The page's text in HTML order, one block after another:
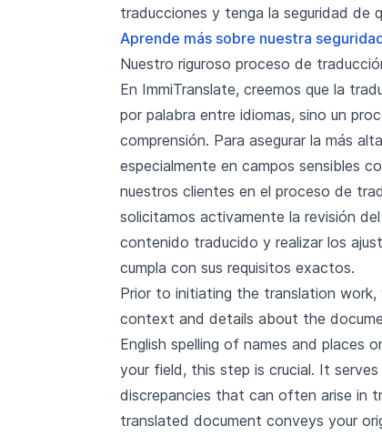
traducciones y tenga la seguridad de
Aprende más sobre nuestra
Nuestro riguroso proceso de
En ImmiTranslate, creemos que la
por palabra entre idiomas, sino un
comprensión. Para asegurar la más
especialmente en campos sensibles
nuestros clientes en el proceso de
solicitamos activamente la revisión
contenido traducido y realizar los
cumpla con sus requisitos exactos.
Prior to initiating the translation
context and details about the
English spelling of names and places
your field, this step is crucial. It
discrepancies that can often arise in
translated document conveys your